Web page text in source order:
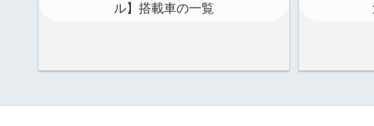
ル】搭載車の一覧